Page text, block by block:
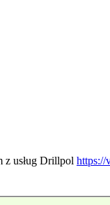
z usług Drillpol https://